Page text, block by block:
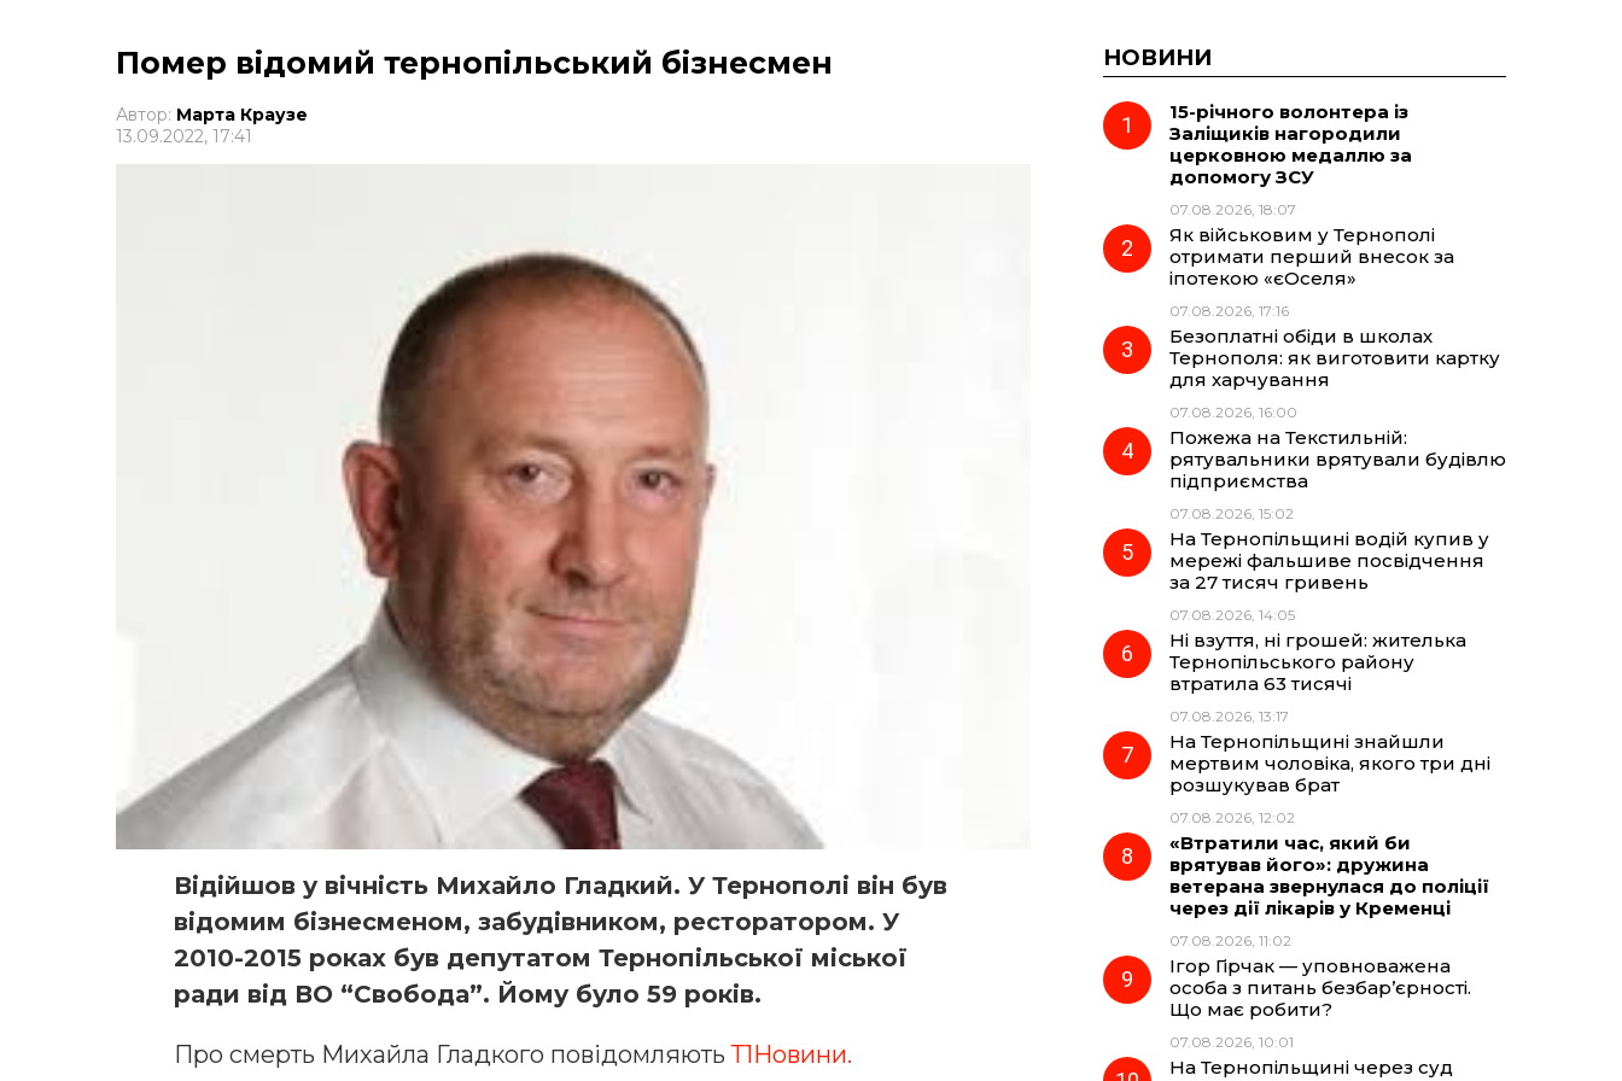
Помер відомий тернопільський бізнесмен
Автор: Марта Краузе
13.09.2022, 17:41
Відійшов у вічність Михайло Гладкий. У Тернополі він був
відомим бізнесменом, забудівником, ресторатором. У
2010-2015 роках був депутатом Тернопільської міської
ради від ВО “Свобода”. Йому було 59 років.
Про смерть Михайла Гладкого повідомляютьТ1Новини.
НОВИНИ
15-річного волонтера із
Заліщиків нагородили
церковною медаллю за
допомогу ЗСУ
07.08.2026, 18:07
Як військовим у Тернополі
отримати перший внесок за
іпотекою «єОселя»
07.08.2026, 17:16
Безоплатні обіди в школах
Тернополя: як виготовити картку
для харчування
07.08.2026, 16:00
Пожежа на Текстильній:
рятувальники врятували будівлю
підприємства
07.08.2026, 15:02
На Тернопільщині водій купив у
мережі фальшиве посвідчення
за 27 тисяч гривень
07.08.2026, 14:05
Ні взуття, ні грошей: жителька
Тернопільського району
втратила 63 тисячі
07.08.2026, 13:17
На Тернопільщині знайшли
мертвим чоловіка, якого три дні
розшукував брат
07.08.2026, 12:02
«Втратили час, який би
врятував його»: дружина
ветерана звернулася до поліції
через дії лікарів у Кременці
07.08.2026, 11:02
Ігор Гірчак — уповноважена
особа з питань безбар’єрності.
Що має робити?
07.08.2026, 10:01
На Тернопільщині через суд